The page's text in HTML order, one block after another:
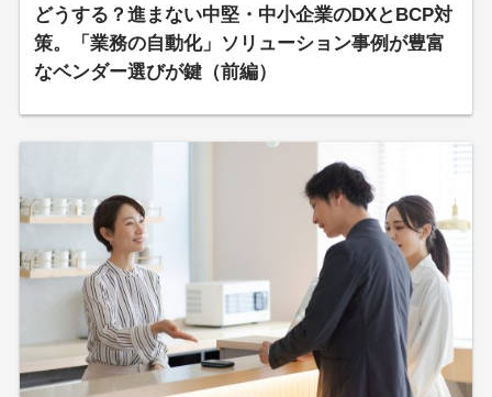
どうする？進まない中堅・中小企業のDXとBCP対
策。「業務の自動化」ソリューション事例が豊富
なベンダー選びが鍵（前編）